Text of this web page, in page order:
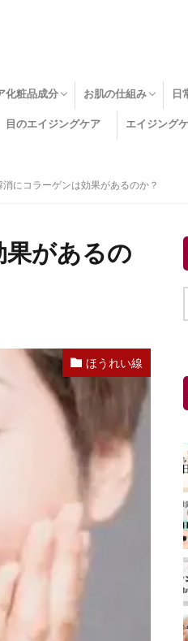
化粧品成分
化粧品(成分)
ン
体
成分
お肌の仕組み
エイジング
ターンオーバー
皮下組織
表皮
真皮
表皮常在菌
女性ホルモン
その他
日
糖
便
目のエイジングケア エイジング
にコラーゲンは効果があるのか？
果があるの
ほうれい線